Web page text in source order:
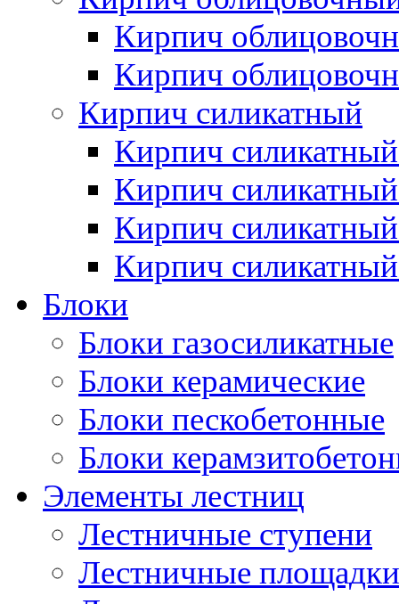
Кирпич
Кирпич
Кирпич силикатный
Кирпич
Кирпич
Кирпич
Кирпич
Блоки
Блоки газосиликатные
Блоки керамические
Блоки пескобетонные
Блоки
Элементы лестниц
Лестничные ступени
Лестничные площадки